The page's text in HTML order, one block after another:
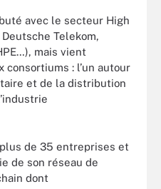
avec le secteur High
Telekom,
mais vient
consortiums : l’un autour
et de la distribution
de 35 entreprises et
de son réseau de
dont